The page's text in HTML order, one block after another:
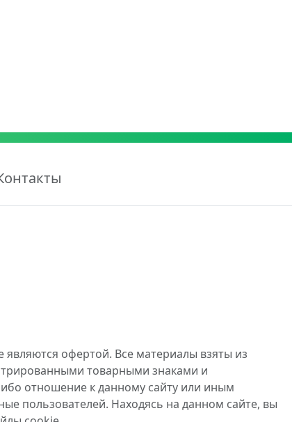
офертой. Все материалы взяты из
товарными знаками и
отношение к данному сайту или иным
пользователей. Находясь на данном сайте, вы